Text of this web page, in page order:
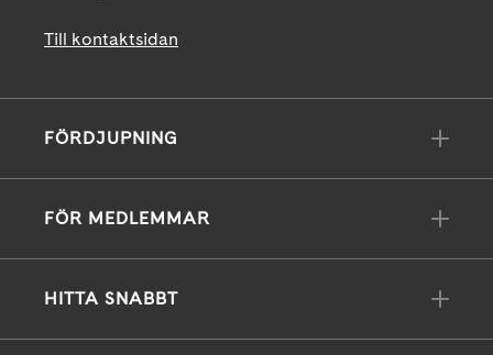
Till kontaktsidan
FÖRDJUPNING
FÖR MEDLEMMAR
HITTA SNABBT